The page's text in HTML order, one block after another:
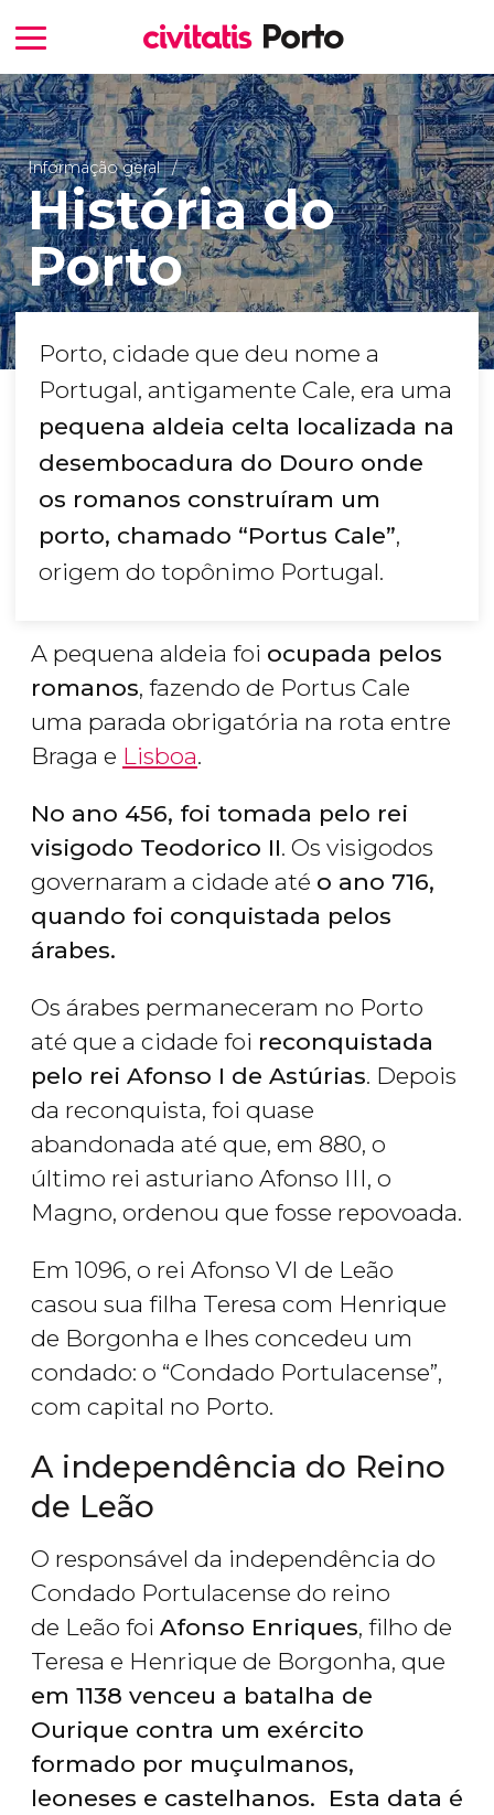
Informação geral
História do
Porto
Porto, cidade que deu nome a
Portugal, antigamente Cale, era uma
pequena aldeia celta localizada na
desembocadura do Douro onde
os romanos construíram um
porto, chamado “Portus Cale”,
origem do topônimo Portugal.
A pequena aldeia foi ocupada pelos
romanos, fazendo de Portus Cale
uma parada obrigatória na rota entre
Braga e Lisboa.
No ano 456, foi tomada pelo rei
visigodo Teodorico II. Os visigodos
governaram a cidade até o ano 716,
quando foi conquistada pelos
árabes.
Os árabes permaneceram no Porto
até que a cidade foi reconquistada
pelo rei Afonso I de Astúrias. Depois
da reconquista, foi quase
abandonada até que, em 880, o
último rei asturiano Afonso III, o
Magno, ordenou que fosse repovoada.
Em 1096, o rei Afonso VI de Leão
casou sua filha Teresa com Henrique
de Borgonha e lhes concedeu um
condado: o “Condado Portulacense”,
com capital no Porto.
A independência do Reino
de Leão
O responsável da independência do
Condado Portulacense do reino
de Leão foi Afonso Enriques, filho de
Teresa e Henrique de Borgonha, que
em 1138 venceu a batalha de
Ourique contra um exército
formado por muçulmanos,
leoneses e castelhanos. Esta data é